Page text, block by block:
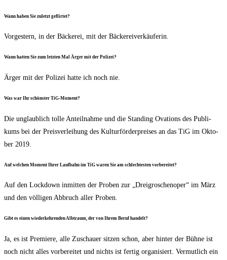
Wann haben Sie zuletzt geflirtet?
Vor­ges­tern, in der Bäcke­rei, mit der Bäckereiverkäuferin.
Wann hat­ten Sie zum letz­ten Mal Ärger mit der Polizei?
Ärger mit der Poli­zei hat­te ich noch nie.
Was war Ihr schöns­ter TiG-Moment?
Die unglaub­lich tol­le Anteil­nah­me und die Stan­ding Ova­tions des Publi­
kums bei der Preis­ver­lei­hung des Kul­tur­för­der­prei­ses an das TiG im Okto­
ber 2019.
Auf wel­chen Moment Ihrer Lauf­bahn im TiG waren Sie am schlech­tes­ten vorbereitet?
Auf den Lock­down inmit­ten der Pro­ben zur „Drei­gro­schen­oper“ im März
und den völ­li­gen Abbruch aller Proben.
Gibt es einen wie­der­keh­ren­den Alb­traum, der von Ihrem Beruf handelt?
Ja, es ist Pre­mie­re, alle Zuschau­er sit­zen schon, aber hin­ter der Büh­ne ist
noch nicht alles vor­be­rei­tet und nichts ist fer­tig orga­ni­siert. Ver­mut­lich ein